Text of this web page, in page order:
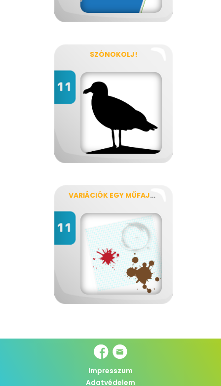
SZÓNOKOLJ!
VARIÁCIÓK EGY MŰFAJRA
Impresszum
Adatvédelem